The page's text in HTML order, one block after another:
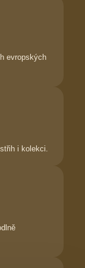
evropských
i kolekci.